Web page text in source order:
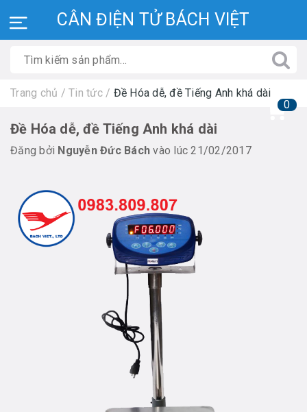
CÂN ĐIỆN TỬ BÁCH VIỆT
0
Trang chủ / Tin tức / Đề Hóa dễ, đề Tiếng Anh khá dài
Đề Hóa dễ, đề Tiếng Anh khá dài
Đăng bởi Nguyễn Đức Bách vào lúc 21/02/2017